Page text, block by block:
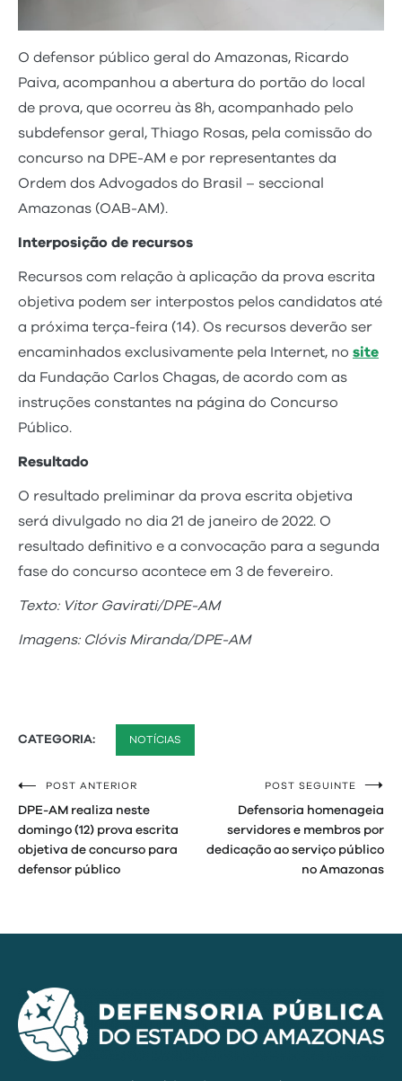
O defensor público geral do Amazonas, Ricardo
Paiva, acompanhou a abertura do portão do local
de prova, que ocorreu às 8h, acompanhado pelo
subdefensor geral, Thiago Rosas, pela comissão do
concurso na DPE-AM e por representantes da
Ordem dos Advogados do Brasil – seccional
Amazonas (OAB-AM).
Interposição de recursos
Recursos com relação à aplicação da prova escrita
objetiva podem ser interpostos pelos candidatos até
a próxima terça-feira (14). Os recursos deverão ser
encaminhados exclusivamente pela Internet, no site
da Fundação Carlos Chagas, de acordo com as
instruções constantes na página do Concurso
Público.
Resultado
O resultado preliminar da prova escrita objetiva
será divulgado no dia 21 de janeiro de 2022. O
resultado definitivo e a convocação para a segunda
fase do concurso acontece em 3 de fevereiro.
Texto: Vitor Gavirati/DPE-AM
Imagens: Clóvis Miranda/DPE-AM
CATEGORIA: NOTÍCIAS
Navegação
de
Post
POST ANTERIOR
DPE-AM realiza neste
domingo (12) prova escrita
objetiva de concurso para
defensor público
POST SEGUINTE
Defensoria homenageia
servidores e membros por
dedicação ao serviço público
no Amazonas